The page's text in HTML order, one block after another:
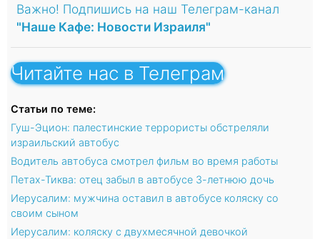
Важно! Подпишись на наш Телеграм-канал
"Наше Кафе: Новости Израиля"
Читайте нас в Телеграм
Статьи по теме:
Гуш-Эцион: палестинские террористы обстреляли
израильский автобус
Водитель автобуса смотрел фильм во время работы
Петах-Тиква: отец забыл в автобусе 3-летнюю дочь
Иерусалим: мужчина оставил в автобусе коляску со
своим сыном
Иерусалим: коляску с двухмесячной девочкой